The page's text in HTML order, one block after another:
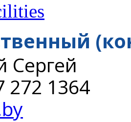
Сергей
272 1364